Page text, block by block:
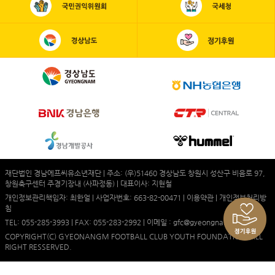
재단법인 경남에프씨유소년재단 | 주소: (우)51460 경상남도 창원시 성산구 비음로 97,
창원축구센터 주경기장내 (사파정동) | 대표이사: 지현철
개인정보관리책임자: 최한얼 | 사업자번호: 663-82-00471 | 이용약관 | 개인정보처리방
침
TEL: 055-285-3993 | FAX: 055-283-2992 | 이메일 : gfc@gyeongnamfc.com
COPYRIGHT(C) GYEONANGM FOOTBALL CLUB YOUTH FOUNDATION. ALL
RIGHT RESSERVED.